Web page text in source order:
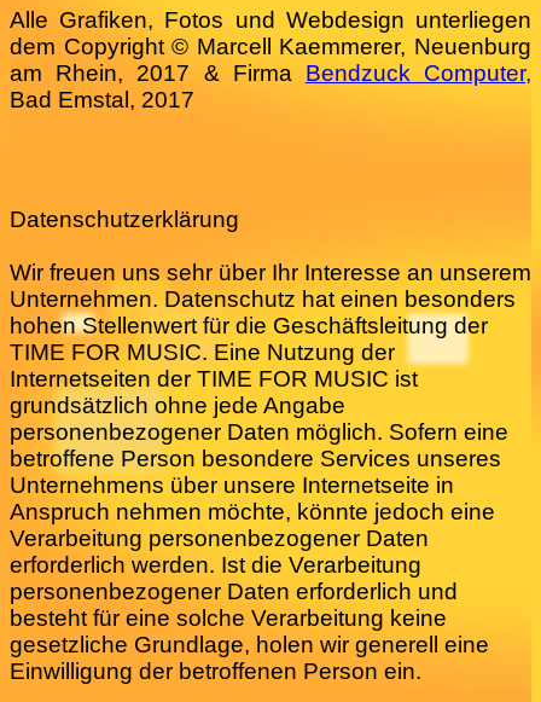
Alle Grafiken, Fotos und Webdesign unterliegen
dem Copyright © Marcell Kaemmerer, Neuenburg
am Rhein, 2017 & Firma Bendzuck Computer,
Bad Emstal, 2017
Datenschutzerklärung
Wir freuen uns sehr über Ihr Interesse an unserem
Unternehmen. Datenschutz hat einen besonders
hohen Stellenwert für die Geschäftsleitung der
TIME FOR MUSIC. Eine Nutzung der
Internetseiten der TIME FOR MUSIC ist
grundsätzlich ohne jede Angabe
personenbezogener Daten möglich. Sofern eine
betroffene Person besondere Services unseres
Unternehmens über unsere Internetseite in
Anspruch nehmen möchte, könnte jedoch eine
Verarbeitung personenbezogener Daten
erforderlich werden. Ist die Verarbeitung
personenbezogener Daten erforderlich und
besteht für eine solche Verarbeitung keine
gesetzliche Grundlage, holen wir generell eine
Einwilligung der betroffenen Person ein.